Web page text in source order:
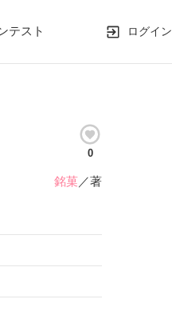
テスト ログイン
0
銘菓／著